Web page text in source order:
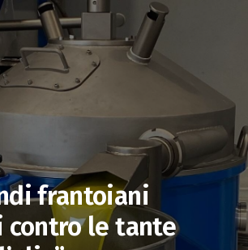
frantoiani
contro le tante